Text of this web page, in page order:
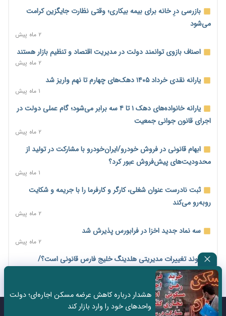
امسال گسترده‌تر می‌شود
۱۰ ساعت پیش
مطالبه کارگران جنوب برای پرداخت «حق جنگ»؛ از نفت و گاز تا
شبکه برق
۱۰ ساعت پیش
حساب‌های شرکت ملی نفت در بانک صنعت و معدن مسدود شد؛
بدهی یک میلیارد دلاری
درآمد کارگزاری‌ها چقدر است؟ کانون کارگزاران اعداد منتشرشده در
فضای مجازی را تکذیب کرد
بیکاری ۷ درصدی روی کاغذ؛ آیا در واقعیت هم این چنین است؟
روز خبرنگار؛ مطالبه‌ای فراتر از تبریک برای پاسداشت حقیقت و
امنیت شغلی
همایش و مسابقه نذری ماه صفر برگزار شد
زائران اربعین نگران ارز باقی‌مانده نباشند؛ خرید دینار در بانک‌ها و
صرافی‌ها
جنگ کریدورها وارد فاز جدید شد؛ سرمایه‌گذاری ۳۴۵ میلیارد دلاری
اوراسیا تا ۲۰۳۵
بازرسی درِ خانه برای بیمه بیکاری؛ وقتی نظارت جایگزین کرامت
می‌شود
۲ ماه پیش
اصناف بازوی توانمند دولت در مدیریت اقتصاد و تنظیم بازار هستند
۲ ماه پیش
یارانه نقدی خرداد ۱۴۰۵ دهک‌های چهارم تا نهم واریز شد
۱ ماه پیش
یارانه خانواده‌های دهک ۱ تا ۴ سه برابر می‌شود؛ گام عملی دولت در
اجرای قانون جوانی جمعیت
۲ ماه پیش
ابهام قانونی در فروش خودرو/ایران‌خودرو با مشارکت در تولید از
محدودیت‌های پیش‌فروش عبور کرد؟
۱ ماه پیش
ثبت نادرست عنوان شغلی، کارگر و کارفرما را با جریمه و شکایت
روبه‌رو می‌کند
۲ ماه پیش
سه نماد جدید اخزا در فرابورس پذیرش شد
۲ ماه پیش
روند تغییرات مدیریتی هلدینگ خلیج فارس قانونی است؟/
روایت‌های متناقض و نگرانی سهامداران
هشدار درباره «۴ درصد» مشاغل سخت و زیان‌آور/کارفرمایان
پرداخت را به بازنشستگی موکول نکنند
هشدار درباره کاهش عرضه مسکن اجاره‌ای؛ دولت
واحدهای خود را وارد بازار کند